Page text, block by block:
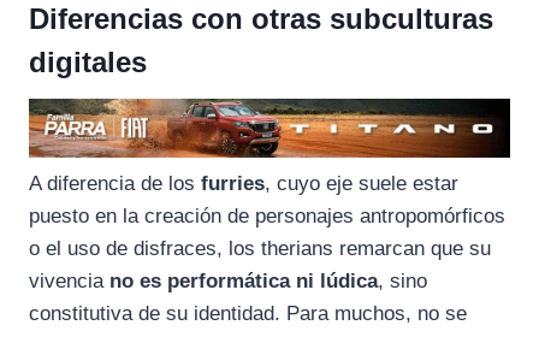
Diferencias con otras subculturas
digitales
A diferencia de los furries, cuyo eje suele estar
puesto en la creación de personajes antropomórficos
o el uso de disfraces, los therians remarcan que su
vivencia no es performática ni lúdica, sino
constitutiva de su identidad. Para muchos, no se